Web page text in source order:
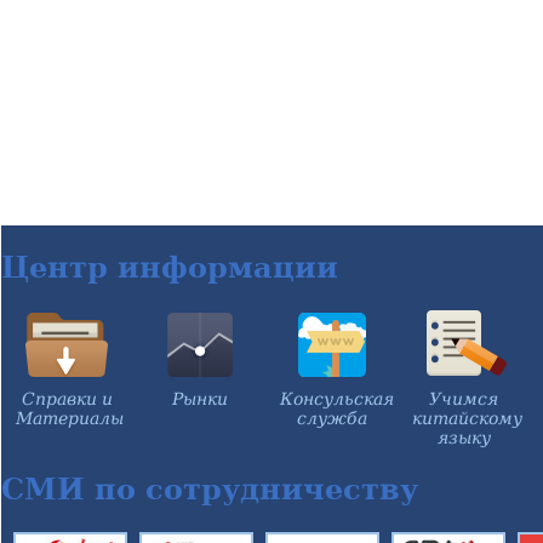
Центр информации
Справки и
Материалы
Рынки
Консульская
служба
Учимся
китайскому
языку
СМИ по сотрудничеству